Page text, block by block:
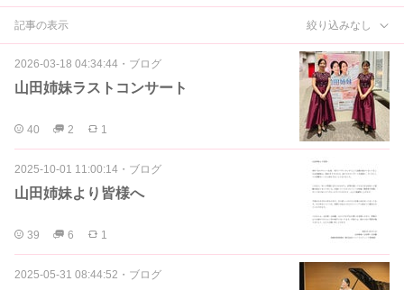
記事の表示 絞り込みなし
2026-03-18 04:34:44 ・ ブログ
山田姉妹ラストコンサート
40 2 1
2025-10-01 11:00:14 ・ ブログ
山田姉妹より皆様へ
39 6 1
2025-05-31 08:44:52 ・ ブログ